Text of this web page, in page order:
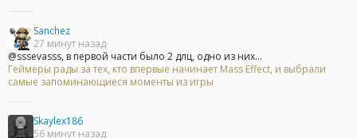
Sanchez
27 минут назад
@sssevasss, в первой части было 2 длц, одно из них...
Геймеры рады за тех, кто впервые начинает Mass Effect, и выбрали
самые запоминающиеся моменты из игры
Skaylex186
56 минут назад